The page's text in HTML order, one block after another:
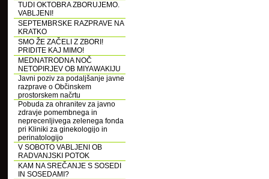
TUDI OKTOBRA ZBORUJEMO.
VABLJENI!
SEPTEMBRSKE RAZPRAVE NA
KRATKO
SMO ŽE ZAČELI Z ZBORI!
PRIDITE KAJ MIMO!
MEDNATRODNA NOČ
NETOPIRJEV OB MIYAWAKIJU
Javni poziv za podaljšanje javne
razprave o Občinskem
prostorskem načrtu
Pobuda za ohranitev za javno
zdravje pomembnega in
neprecenljivega zelenega fonda
pri Kliniki za ginekologijo in
perinatologijo
V SOBOTO VABLJENI OB
RADVANJSKI POTOK
KAM NA SREČANJE S SOSEDI
IN SOSEDAMI?